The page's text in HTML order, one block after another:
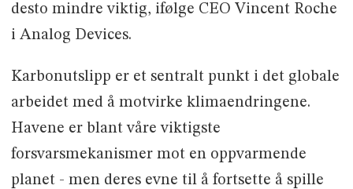
desto mindre viktig, ifølge CEO Vincent Roche
i Analog Devices.
Karbonutslipp er et sentralt punkt i det globale
arbeidet med å motvirke klimaendringene.
Havene er blant våre viktigste
forsvarsmekanismer mot en oppvarmende
planet - men deres evne til å fortsette å spille